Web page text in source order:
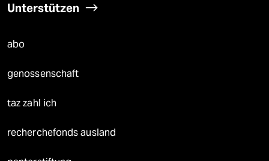
Unterstützen
abo
genossenschaft
taz zahl ich
recherchefonds ausland